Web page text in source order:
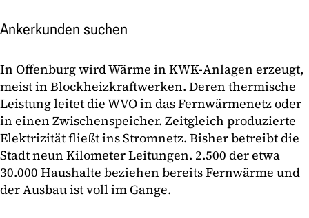
Ankerkunden suchen
In Offenburg wird Wärme in KWK-Anlagen erzeugt,
meist in Blockheizkraftwerken. Deren thermische
Leistung leitet die WVO in das Fernwärmenetz oder
in einen Zwischenspeicher. Zeitgleich produzierte
Elektrizität fließt ins Stromnetz. Bisher betreibt die
Stadt neun Kilometer Leitungen. 2.500 der etwa
30.000 Haushalte beziehen bereits Fernwärme und
der Ausbau ist voll im Gange.